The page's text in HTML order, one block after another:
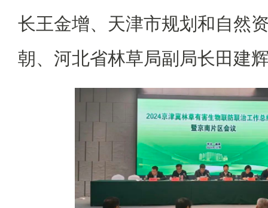
长王金增、天津市规划和自然
朝、河北省林草局副局长田建